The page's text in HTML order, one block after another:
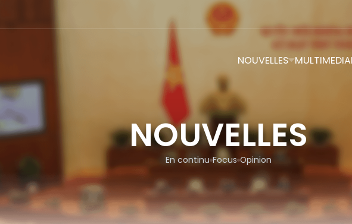
NOUVELLES MULTIMEDIA
NOUVELLES
En continu Focus Opinion